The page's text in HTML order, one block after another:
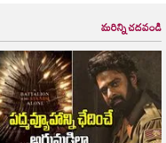
మరిన్ని చదవండి